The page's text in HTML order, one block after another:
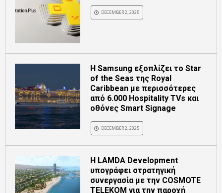
DECEMBER 2, 2025
Η Samsung εξοπλίζει το Star
of the Seas της Royal
Caribbean με περισσότερες
από 6.000 Hospitality TVs και
οθόνες Smart Signage
DECEMBER 2, 2025
Η LAMDA Development
υπογράφει στρατηγική
συνεργασία με την COSMOTE
TELEKOM για την παροχή